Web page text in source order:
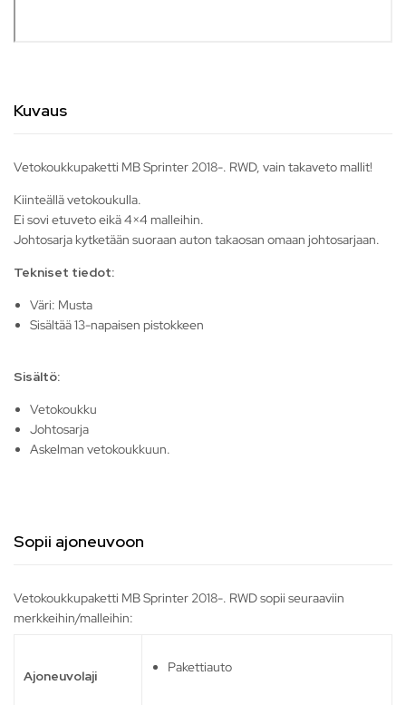
Kuvaus
Vetokoukkupaketti MB Sprinter 2018-. RWD, vain takaveto mallit!
Kiinteällä vetokoukulla.
Ei sovi etuveto eikä 4×4 malleihin.
Johtosarja kytketään suoraan auton takaosan omaan johtosarjaan.
Tekniset tiedot:
Väri: Musta
Sisältää 13-napaisen pistokkeen
Sisältö:
Vetokoukku
Johtosarja
Askelman vetokoukkuun.
Sopii ajoneuvoon
Vetokoukkupaketti MB Sprinter 2018-. RWD sopii seuraaviin
merkkeihin/malleihin:
Ajoneuvolaji
Pakettiauto